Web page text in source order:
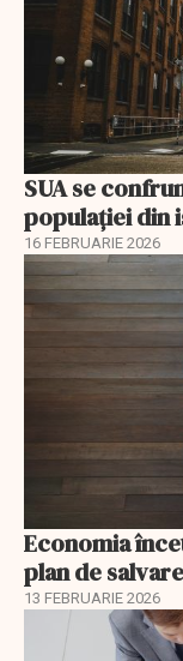
SUA se
populației din
16 FEBRUARIE 2026
Economia
plan de salvare
13 FEBRUARIE 2026